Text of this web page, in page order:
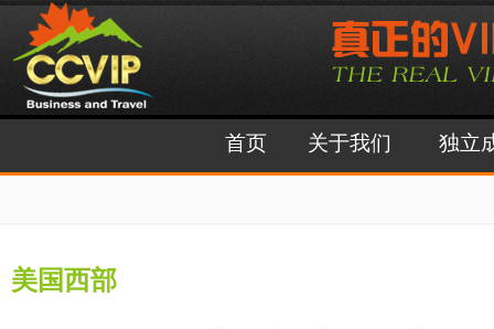
首页 关于我们 独立
美国西部